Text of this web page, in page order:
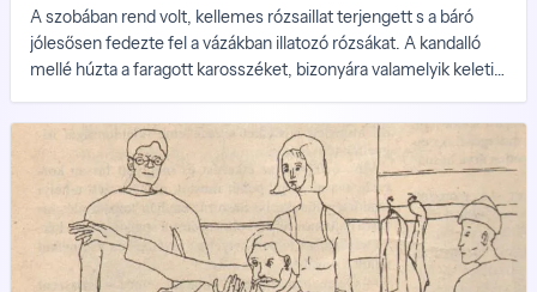
A szobában rend volt, kellemes rózsaillat terjengett s a báró
jólesősen fedezte fel a vázákban illatozó rózsákat. A kandalló
mellé húzta a faragott karosszéket, bizonyára valamelyik keleti
tömte meg pipáját.